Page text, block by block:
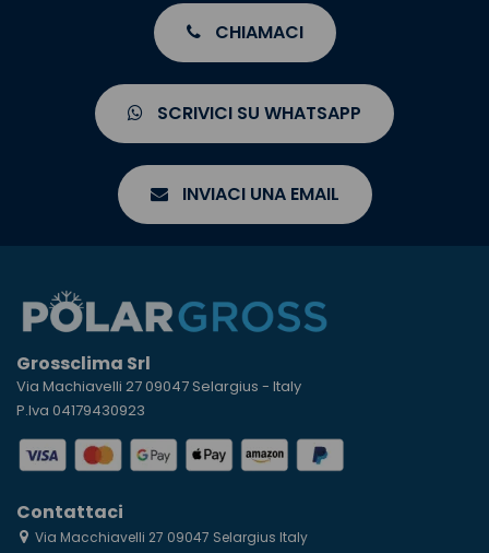
CHIAMACI
SCRIVICI SU WHATSAPP
INVIACI UNA EMAIL
Grossclima Srl
Via Machiavelli 27 09047 Selargius - Italy
P.Iva 04179430923
Contattaci
Via Macchiavelli 27 09047 Selargius Italy